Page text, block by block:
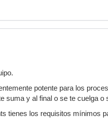
potente para los
suma y al final o se te cuelga o
tienes los requisitos mínimos